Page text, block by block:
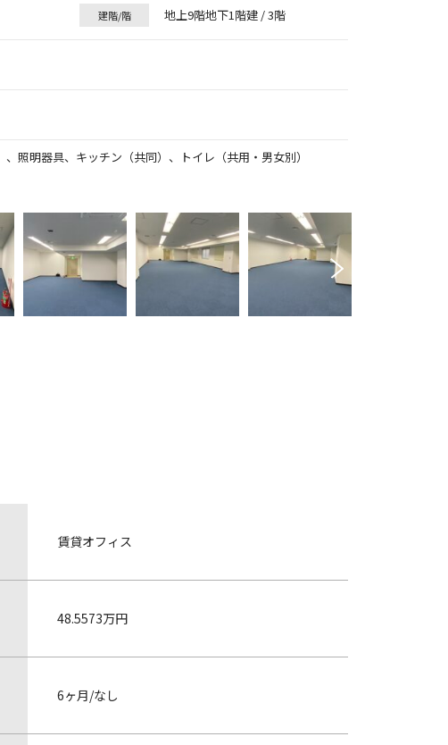
建階/階 地上9階地下1階建 / 3階
照明器具、キッチン（共同）、トイレ（共用・男女別）
賃貸オフィス
48.5573万円
6ヶ月/なし